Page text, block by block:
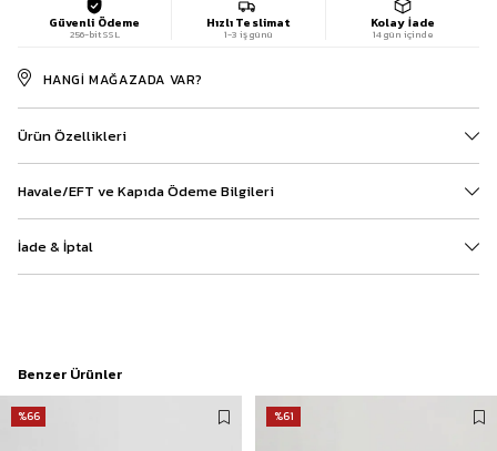
Güvenli Ödeme
256-bit SSL
Hızlı Teslimat
1-3 iş günü
Kolay İade
14 gün içinde
HANGI MAĞAZADA VAR?
Ürün Özellikleri
Havale/EFT ve Kapıda Ödeme Bilgileri
İade & İptal
Benzer Ürünler
%66 %61